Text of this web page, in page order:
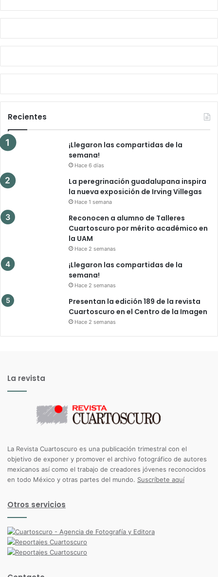
Recientes
¡Llegaron las compartidas de la
semana!
Hace 6 días
La peregrinación guadalupana inspira
la nueva exposición de Irving Villegas
Hace 1 semana
Reconocen a alumno de Talleres
Cuartoscuro por mérito académico en
la UAM
Hace 2 semanas
¡Llegaron las compartidas de la
semana!
Hace 2 semanas
Presentan la edición 189 de la revista
Cuartoscuro en el Centro de la Imagen
Hace 2 semanas
La revista
La Revista Cuartoscuro es una publicación trimestral con el
objetivo de exponer y promover el archivo fotográfico de autores
mexicanos así como el trabajo de creadores jóvenes reconocidos
en todo México y otras partes del mundo. Suscríbete aquí
Otros servicios